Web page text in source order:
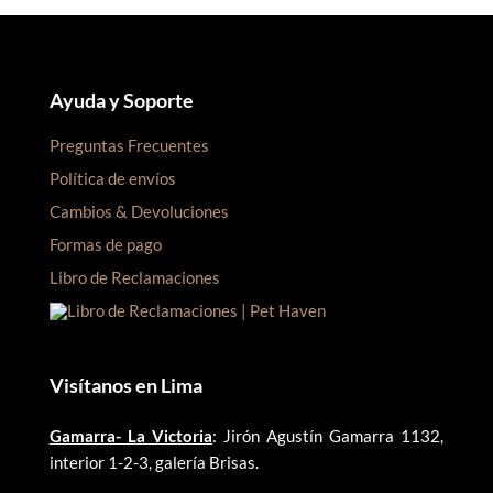
Ayuda y Soporte
Preguntas Frecuentes
Política de envíos
Cambios & Devoluciones
Formas de pago
Libro de Reclamaciones
Visítanos en Lima
Gamarra- La Victoria: Jirón Agustín Gamarra 1132,
interior 1-2-3, galería Brisas.